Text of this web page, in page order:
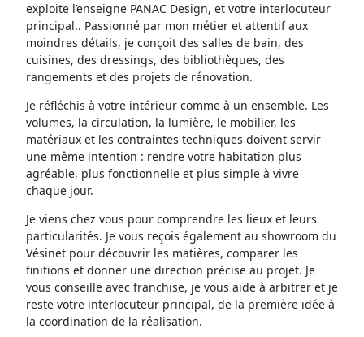
exploite l’enseigne PANAC Design, et votre interlocuteur
principal.. Passionné par mon métier et attentif aux
moindres détails, je conçoit des salles de bain, des
cuisines, des dressings, des bibliothèques, des
rangements et des projets de rénovation.
Je réfléchis à votre intérieur comme à un ensemble. Les
volumes, la circulation, la lumière, le mobilier, les
matériaux et les contraintes techniques doivent servir
une même intention : rendre votre habitation plus
agréable, plus fonctionnelle et plus simple à vivre
chaque jour.
Je viens chez vous pour comprendre les lieux et leurs
particularités. Je vous reçois également au showroom du
Vésinet pour découvrir les matières, comparer les
finitions et donner une direction précise au projet. Je
vous conseille avec franchise, je vous aide à arbitrer et je
reste votre interlocuteur principal, de la première idée à
la coordination de la réalisation.